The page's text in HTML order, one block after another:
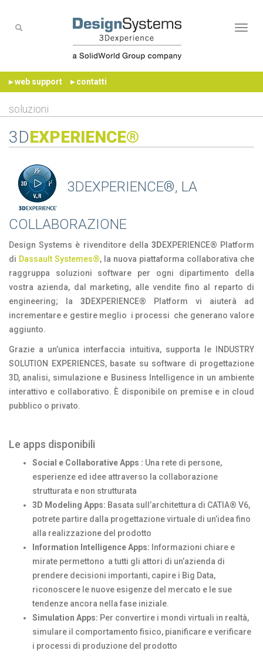
▸ web support ▸ contatti
soluzioni
3DEXPERIENCE®
3DEXPERIENCE®, LA
COLLABORAZIONE
Design Systems è rivenditore della 3DEXPERIENCE® Platform
di Dassault Systemes®, la nuova piattaforma collaborativa che
raggruppa soluzioni software per ogni dipartimento della
vostra azienda, dal marketing, alle vendite fino al reparto di
engineering; la 3DEXPERIENCE® Platform vi aiuterà ad
incrementare e gestire meglio i processi che generano valore
aggiunto.
Grazie a un’unica interfaccia intuitiva, supporta le INDUSTRY
SOLUTION EXPERIENCES, basate su software di progettazione
3D, analisi, simulazione e Business Intelligence in un ambiente
interattivo e collaborativo. È disponibile on premise e in cloud
pubblico o privato.
Le apps disponibili
Social e Collaborative Apps : Una rete di persone,
esperienze ed idee attraverso la collaborazione
strutturata e non strutturata
3D Modeling Apps: Basata sull’architettura di CATIA® V6,
potrete partire dalla progettazione virtuale di un’idea fino
alla realizzazione del prodotto
Information Intelligence Apps: Informazioni chiare e
mirate permettono a tutti gli attori di un’azienda di
prendere decisioni importanti, capire i Big Data,
riconoscere le nuove esigenze del mercato e le sue
tendenze ancora nella fase iniziale.
Simulation Apps: Per convertire i mondi virtuali in realtà,
simulare il comportamento fisico, pianificare e verificare
i processi di produzione del prodotto